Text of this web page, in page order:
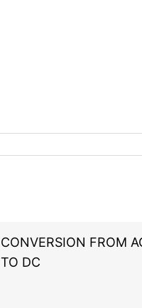
CONVERSION FROM
TO DC